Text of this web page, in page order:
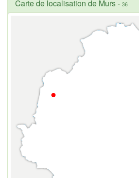
Carte de localisation de Murs- 36